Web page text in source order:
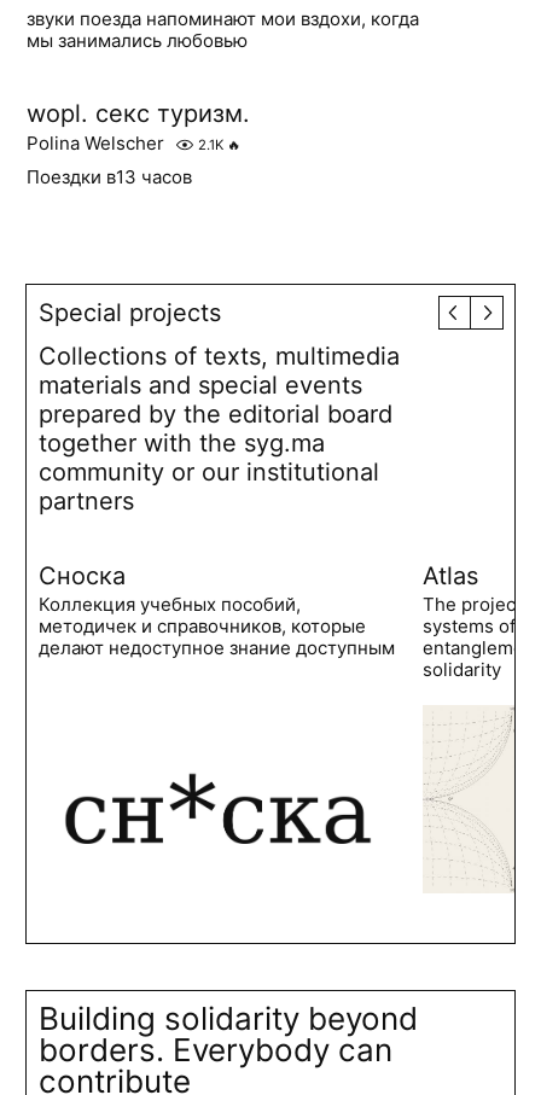
звуки поезда напоминают мои вздохи, когда
мы занимались любовью
wopl. секс туризм.
Polina Welscher 2.1K 🔥
Поездки в13 часов
Special projects
Collections of texts, multimedia
materials and special events
prepared by the editorial board
together with the syg.ma
community or our institutional
partners
Сноска
Коллекция учебных пособий,
методичек и справочников, которые
делают недоступное знание доступным
Atlas
The project
systems of
solidarity
Building solidarity beyond
borders. Everybody can
contribute